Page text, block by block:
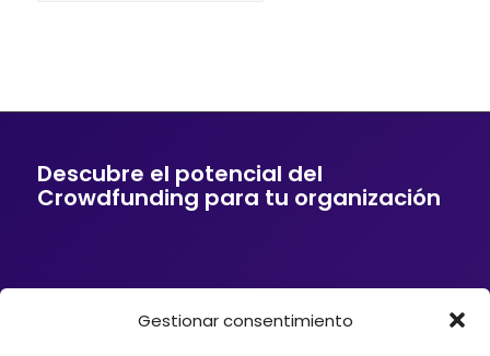
Gestionar consentimiento
Descubre el potencial del
Crowdfunding para tu organización
Si tu empresa o entidad quiere ofrecer a sus